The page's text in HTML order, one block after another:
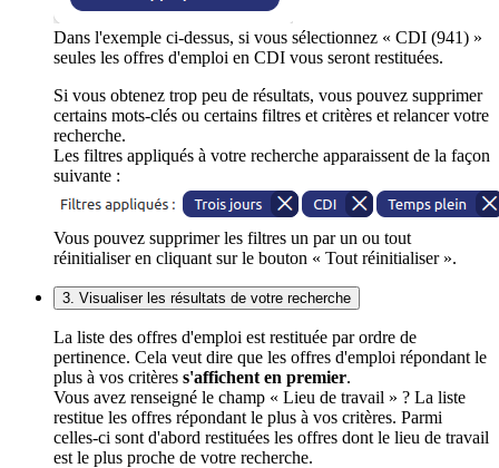
Dans l'exemple ci-dessus, si vous sélectionnez « CDI (941) »
seules les offres d'emploi en CDI vous seront restituées.
Si vous obtenez trop peu de résultats, vous pouvez supprimer
certains mots-clés ou certains filtres et critères et relancer votre
recherche.
Les filtres appliqués à votre recherche apparaissent de la façon
suivante :
Vous pouvez supprimer les filtres un par un ou tout
réinitialiser en cliquant sur le bouton « Tout réinitialiser ».
3. Visualiser les résultats de votre recherche
La liste des offres d'emploi est restituée par ordre de
pertinence. Cela veut dire que les offres d'emploi répondant le
plus à vos critères s'affichent en premier.
Vous avez renseigné le champ « Lieu de travail » ? La liste
restitue les offres répondant le plus à vos critères. Parmi
celles-ci sont d'abord restituées les offres dont le lieu de travail
est le plus proche de votre recherche.